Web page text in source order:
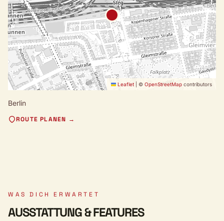
Leaflet © OpenStreetMap contributors
Berlin
ROUTE PLANEN →
WAS DICH ERWARTET
AUSSTATTUNG & FEATURES